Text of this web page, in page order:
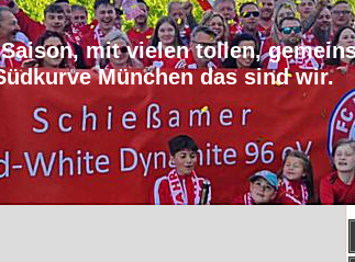
mit vielen tollen,
München das sind wir.